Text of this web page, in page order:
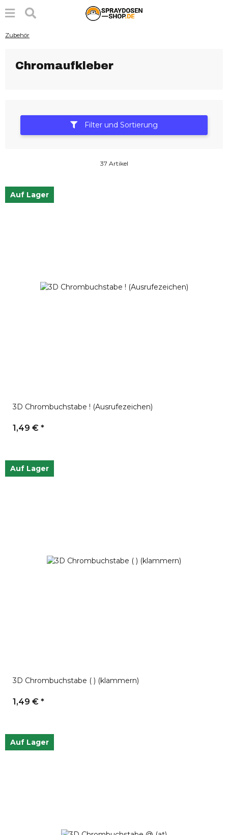
Zubehör
Chromaufkleber
Filter und Sortierung
37 Artikel
Auf Lager
3D Chrombuchstabe ! (Ausrufezeichen)
1,49 € *
Auf Lager
3D Chrombuchstabe ( ) (klammern)
1,49 € *
Auf Lager